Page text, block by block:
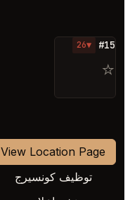
#15
▼26
⭐
View Location Page
توظيف كونسيرج